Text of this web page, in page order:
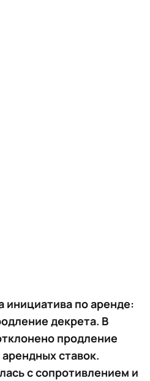
инициатива по аренде:
декрета. В
продление
ставок.
с сопротивлением и